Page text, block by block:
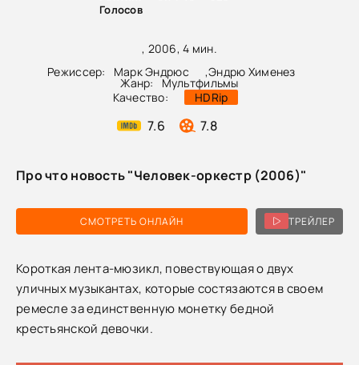
, 2006, 4 мин.
Режиссер:
Марк Эндрюс ,Эндрю Хименез
Жанр:
Мультфильмы
Качество:
HDRip
7.6 7.8
Голосов
СМОТРЕТЬ ОНЛАЙН ТРЕЙЛЕР
Про что новость "Человек-оркестр (2006)"
Короткая лента-мюзикл, повествующая о двух
уличных музыкантах, которые состязаются в своем
ремесле за единственную монетку бедной
крестьянской девочки.